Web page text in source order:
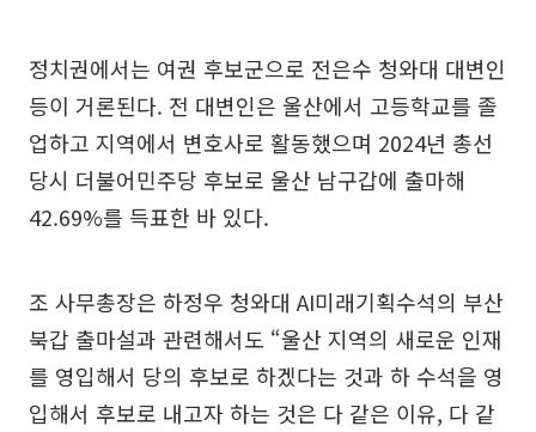
정치권에서는 여권 후보군으로 전은수 청와대 대변인
등이 거론된다. 전 대변인은 울산에서 고등학교를 졸
업하고 지역에서 변호사로 활동했으며 2024년 총선
당시 더불어민주당 후보로 울산 남구갑에 출마해
42.69%를 득표한 바 있다.
조 사무총장은 하정우 청와대 AI미래기획수석의 부산
북갑 출마설과 관련해서도 “울산 지역의 새로운 인재
를 영입해서 당의 후보로 하겠다는 것과 하 수석을 영
입해서 후보로 내고자 하는 것은 다 같은 이유, 다 같